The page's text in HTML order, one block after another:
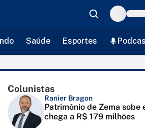
Saúde Esportes
Colunistas
Ranier Bragon
Patrimônio de Zema sobe
chega a R$ 179 milhões